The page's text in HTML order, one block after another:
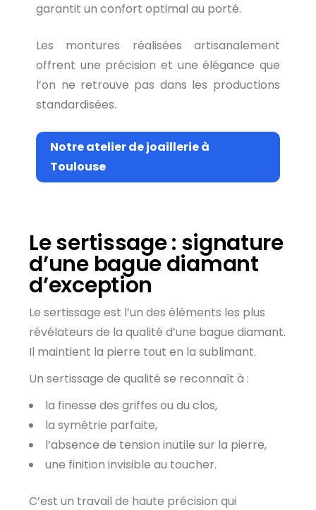
garantit un confort optimal au porté.
Les montures réalisées artisanalement
offrent une précision et une élégance que
l’on ne retrouve pas dans les productions
standardisées.
Notre atelier de joaillerie à
Toulouse
Le sertissage : signature
d’une bague diamant
d’exception
Le sertissage est l’un des éléments les plus
révélateurs de la qualité d’une bague diamant.
Il maintient la pierre tout en la sublimant.
Un sertissage de qualité se reconnaît à :
la finesse des griffes ou du clos,
la symétrie parfaite,
l’absence de tension inutile sur la pierre,
une finition invisible au toucher.
C’est un travail de haute précision qui